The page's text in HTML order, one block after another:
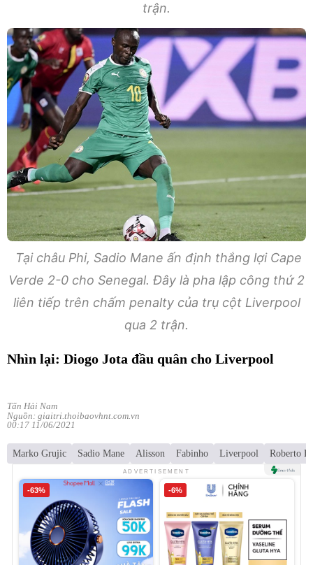
trận.
Tại châu Phi, Sadio Mane ấn định thắng lợi Cape
Verde 2-0 cho Senegal. Đây là pha lập công thứ 2
liên tiếp trên chấm penalty của trụ cột Liverpool
qua 2 trận.
Nhìn lại: Diogo Jota đầu quân cho Liverpool
Tấn Hải Nam
Nguồn: giaitri.thoibaovhnt.com.vn
00:17 11/06/2021
Marko Grujic Sadio Mane Alisson Fabinho Liverpool Roberto
ADVERTISEMENT
-63% -6%